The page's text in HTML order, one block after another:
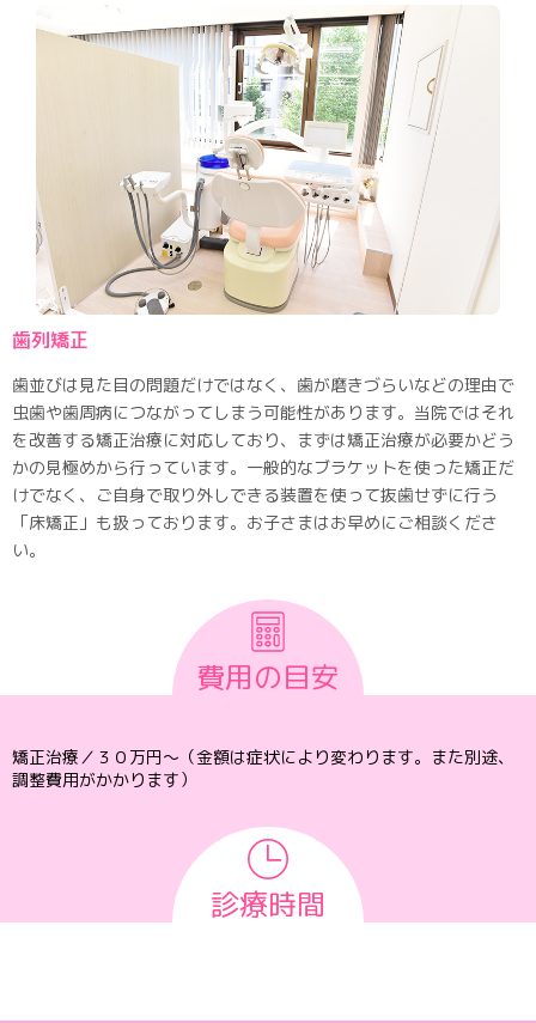
歯列矯正
歯並びは見た目の問題だけではなく、歯が磨きづらいなどの理由で
虫歯や歯周病につながってしまう可能性があります。当院ではそれ
を改善する矯正治療に対応しており、まずは矯正治療が必要かどう
かの見極めから行っています。一般的なブラケットを使った矯正だ
けでなく、ご自身で取り外しできる装置を使って抜歯せずに行う
「床矯正」も扱っております。お子さまはお早めにご相談くださ
い。
費用の目安
矯正治療／３０万円～（金額は症状により変わります。また別途、
調整費用がかかります）
診療時間